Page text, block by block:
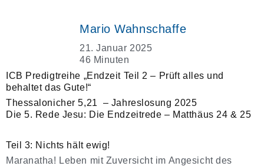
Mario Wahnschaffe
21. Januar 2025
46 Minuten
ICB Predigtreihe „Endzeit Teil 2 – Prüft alles und
behaltet das Gute!“
Thessalonicher 5,21 – Jahreslosung 2025
Die 5. Rede Jesu: Die Endzeitrede – Matthäus 24 & 25
Teil 3: Nichts hält ewig!
Maranatha! Leben mit Zuversicht im Angesicht des